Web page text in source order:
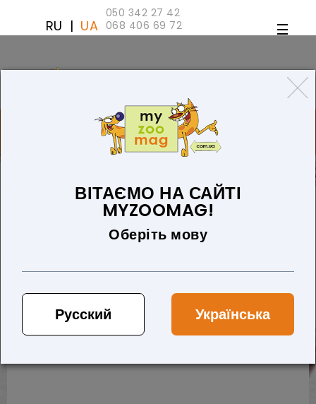
050 342 27 42
068 406 69 72
RU | UA
ТОВАРИ ДЛЯ КІШОК
БЛОГ
ПРО НАС
ТОВАРІВ 0 (0 ГРН)
ВІТАЄМО НА САЙТІ
MYZOOMAG!
Оберіть мову
Русский Українська